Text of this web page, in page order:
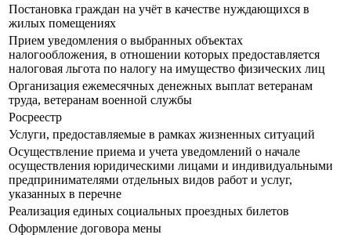
Постановка граждан на учёт в качестве нуждающихся в
жилых помещениях
Прием уведомления о выбранных объектах
налогообложения, в отношении которых предоставляется
налоговая льгота по налогу на имущество физических лиц
Организация ежемесячных денежных выплат ветеранам
труда, ветеранам военной службы
Росреестр
Услуги, предоставляемые в рамках жизненных ситуаций
Осуществление приема и учета уведомлений о начале
осуществления юридическими лицами и индивидуальными
предпринимателями отдельных видов работ и услуг,
указанных в перечне
Реализация единых социальных проездных билетов
Оформление договора мены